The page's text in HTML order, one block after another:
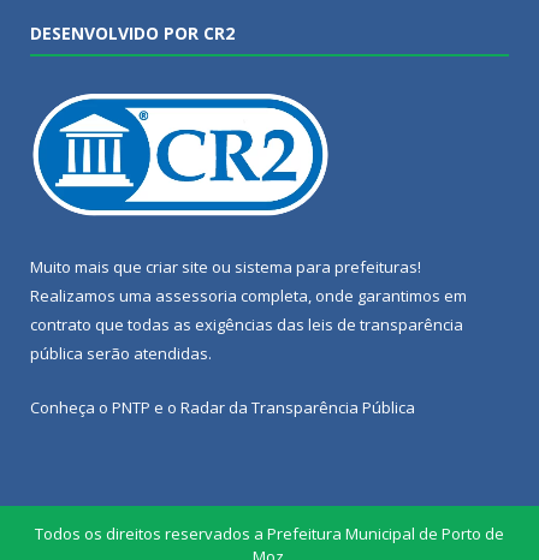
DESENVOLVIDO POR CR2
Muito mais que criar site ou sistema para prefeituras!
Realizamos uma assessoria completa, onde garantimos em
contrato que todas as exigências das leis de transparência
pública serão atendidas.
Conheça o PNTP e o Radar da Transparência Pública
Todos os direitos reservados a Prefeitura Municipal de Porto de